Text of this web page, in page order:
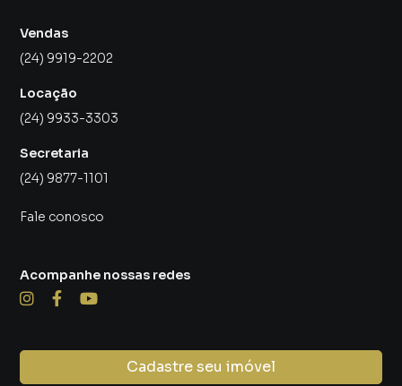
Vendas
(24) 9919-2202
Locação
(24) 9933-3303
Secretaria
(24) 9877-1101
Fale conosco
Cadastre seu imóvel
Acompanhe nossas redes